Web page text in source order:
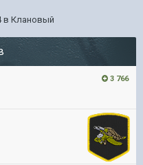
в Клановый
3 766